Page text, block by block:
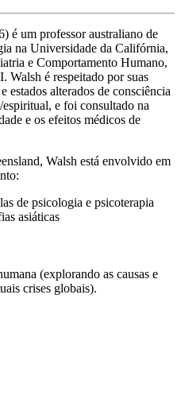
é um professor australiano de
na Universidade da Califórnia,
e Comportamento Humano,
Walsh é respeitado por suas
estados alterados de consciência
e foi consultado na
e os efeitos médicos de
Walsh está envolvido em
de psicologia e psicoterapia
asiáticas
(explorando as causas e
crises globais).